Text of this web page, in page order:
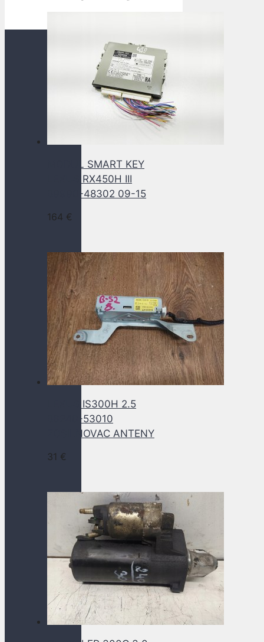
MODUL SMART KEY
LEXUS RX450H III
89990-48302 09-15
164 €
LEXUS IS300H 2.5
86240-53010
ZOSILNOVAC ANTENY
31 €